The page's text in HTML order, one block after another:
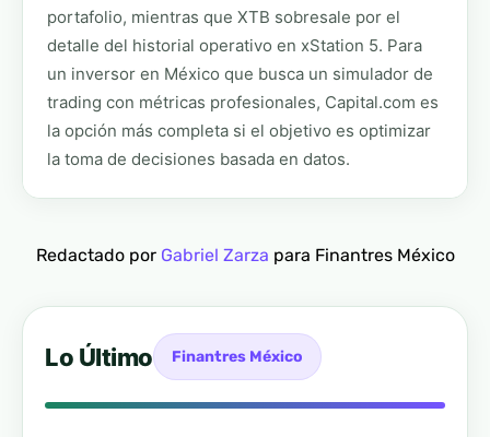
portafolio, mientras que XTB sobresale por el
detalle del historial operativo en xStation 5. Para
un inversor en México que busca un simulador de
trading con métricas profesionales, Capital.com es
la opción más completa si el objetivo es optimizar
la toma de decisiones basada en datos.
Redactado por Gabriel Zarza para Finantres México
Lo Último Finantres México